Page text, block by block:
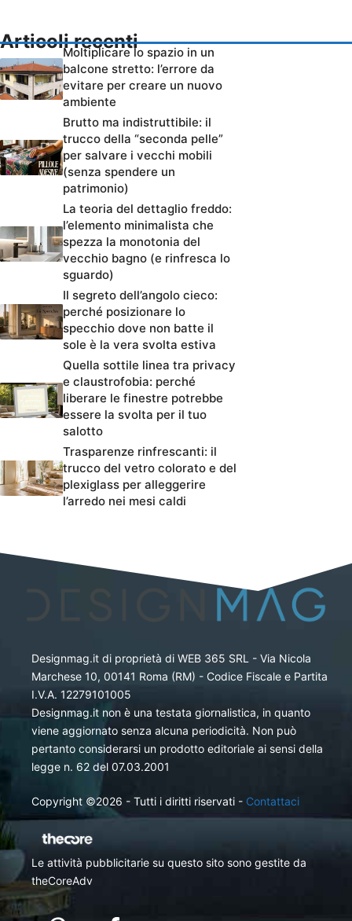
Articoli recenti
Moltiplicare lo spazio in un
balcone stretto: l’errore da
evitare per creare un nuovo
ambiente
Brutto ma indistruttibile: il
trucco della “seconda pelle”
per salvare i vecchi mobili
(senza spendere un
patrimonio)
La teoria del dettaglio freddo:
l’elemento minimalista che
spezza la monotonia del
vecchio bagno (e rinfresca lo
sguardo)
Il segreto dell’angolo cieco:
perché posizionare lo
specchio dove non batte il
sole è la vera svolta estiva
Quella sottile linea tra privacy
e claustrofobia: perché
liberare le finestre potrebbe
essere la svolta per il tuo
salotto
Trasparenze rinfrescanti: il
trucco del vetro colorato e del
plexiglass per alleggerire
l’arredo nei mesi caldi
Designmag.it di proprietà di WEB 365 SRL - Via Nicola
Marchese 10, 00141 Roma (RM) - Codice Fiscale e Partita
I.V.A. 12279101005
Designmag.it non è una testata giornalistica, in quanto
viene aggiornato senza alcuna periodicità. Non può
pertanto considerarsi un prodotto editoriale ai sensi della
legge n. 62 del 07.03.2001
Copyright ©2026 - Tutti i diritti riservati - Contattaci
Le attività pubblicitarie su questo sito sono gestite da
theCoreAdv